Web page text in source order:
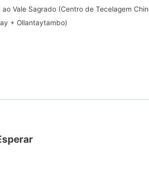
ao Vale Sagrado (Centro de Tecelagem
+ Ollantaytambo)